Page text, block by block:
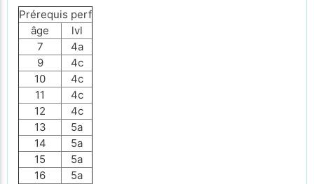
Prérequis perf
âge
lvl
7
4a
9
4c
10
4c
11
4c
12
4c
13
5a
14
5a
15
5a
16
5a